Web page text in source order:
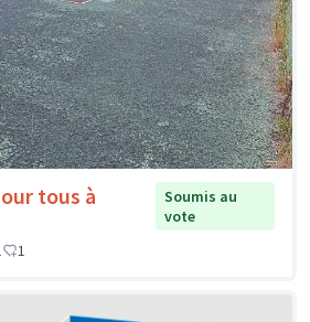
tous à
Soumis au
vote
1